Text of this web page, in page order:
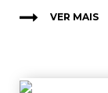
VER MAIS